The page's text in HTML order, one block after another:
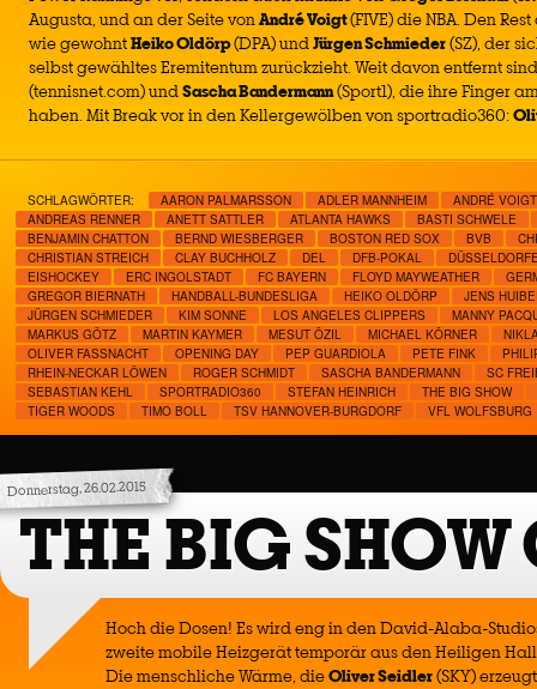
Augusta, und an der Seite vonAndré Voigt(FIVE) die NBA. Den
wie gewohntHeiko Oldörp(DPA) undJürgen Schmieder(SZ), der
selbst gewähltes Eremitentum zurückzieht. Weit davon entfernt
(tennisnet.com) undSascha Bandermann(Sport1), die ihre Finger
haben. Mit Break vor in den Kellergewölben von sportradio360:
SCHLAGWÖRTER: AARON PALMARSSON ADLER MANNHEIM
ANDRÉ VOIGT
ANDREAS RENNER
ANETT SATTLER ATLANTA HAWKS
BASTI SCHWELE
BENJAMIN CHATTON
BERND WIESBERGER BOSTON RED SOX BVB
CHRISTIAN STREICH
CLAY BUCHHOLZ DEL DFB-POKAL
EISHOCKEY
ERC INGOLSTADT FC BAYERN FLOYD MAYWEATHER
GREGOR BIERNATH
HANDBALL-BUNDESLIGA HEIKO OLDÖRP
JENS
JÜRGEN SCHMIEDER
KIM SONNE LOS ANGELES CLIPPERS
MANNY
MARKUS GÖTZ
MARTIN KAYMER MESUT ÖZIL MICHAEL KÖRNER
OLIVER FASSNACHT
OPENING DAY PEP GUARDIOLA PETE FINK
RHEIN-NECKAR LÖWEN
ROGER SCHMIDT SASCHA BANDERMANN
SC
SEBASTIAN KEHL
SPORTRADIO360 STEFAN HEINRICH
THE BIG SHOW
TIGER WOODS
TIMO BOLL TSV HANNOVER-BURGDORF VFL WOLFSBURG
Donnerstag, 26.02.2015
THE BIG
Hoch die Dosen! Es wird eng in den David-Alaba-
zweite mobile Heizgerät temporär aus den Heiligen
Die menschliche Wärme, dieOliver Seidler(SKY)